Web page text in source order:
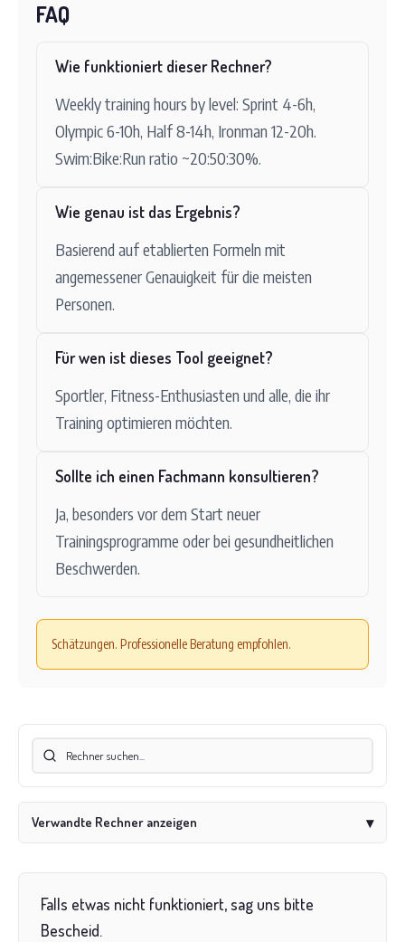
FAQ
Wie funktioniert dieser Rechner?
Weekly training hours by level: Sprint 4-6h,
Olympic 6-10h, Half 8-14h, Ironman 12-20h.
Swim:Bike:Run ratio ~20:50:30%.
Wie genau ist das Ergebnis?
Basierend auf etablierten Formeln mit
angemessener Genauigkeit für die meisten
Personen.
Für wen ist dieses Tool geeignet?
Sportler, Fitness-Enthusiasten und alle, die ihr
Training optimieren möchten.
Sollte ich einen Fachmann konsultieren?
Ja, besonders vor dem Start neuer
Trainingsprogramme oder bei gesundheitlichen
Beschwerden.
Schätzungen. Professionelle Beratung empfohlen.
Verwandte Rechner anzeigen ▾
Falls etwas nicht funktioniert, sag uns bitte
Bescheid.